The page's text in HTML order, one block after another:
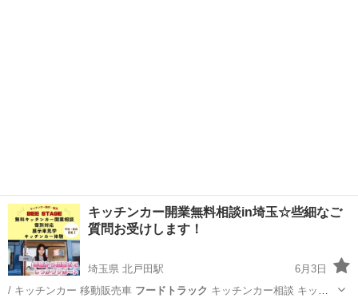
キッチンカー開業無料相談in埼玉☆些細なご
質問お受けします！
埼玉県 北戸田駅
6月3日
/ キッチンカー 移動販売車 フードトラック キッチンカー相談 キッチ